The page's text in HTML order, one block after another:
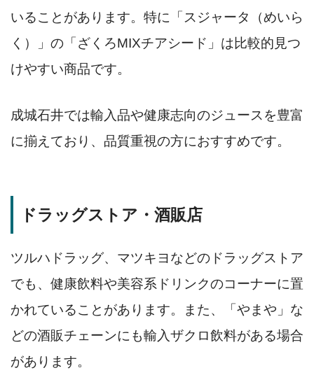
いることがあります。特に「スジャータ（めいら
く）」の「ざくろMIXチアシード」は比較的見つ
けやすい商品です。
成城石井では輸入品や健康志向のジュースを豊富
に揃えており、品質重視の方におすすめです。
ドラッグストア・酒販店
ツルハドラッグ、マツキヨなどのドラッグストア
でも、健康飲料や美容系ドリンクのコーナーに置
かれていることがあります。また、「やまや」な
どの酒販チェーンにも輸入ザクロ飲料がある場合
があります。